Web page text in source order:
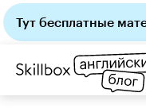
Тут бесплатные